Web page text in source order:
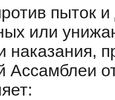
пыток и
или
наказания,
Ассамблеи